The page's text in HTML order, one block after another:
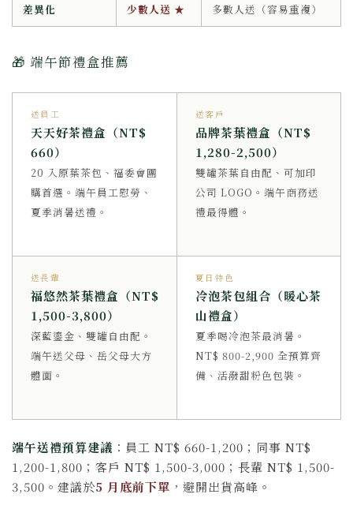
差異化 少數人送 ★ 多數人送（容易重複）
🎁 端午節禮盒推薦
送員工
天天好茶禮盒（NT$
660）
20 入原葉茶包、福委會團
購首選。端午員工慰勞、
夏季消暑送禮。
送客戶
品牌茶葉禮盒（NT$
1,280-2,500）
雙罐茶葉自由配、可加印
公司 LOGO。端午商務送
禮最得體。
送長輩
福悠然茶葉禮盒（NT$
1,500-3,800）
深藍鎏金、雙罐自由配。
端午送父母、岳父母大方
體面。
夏日特色
冷泡茶包組合（暖心茶
山禮盒）
夏季喝冷泡茶最消暑。
NT$ 800-2,900 全預算齊
備、活潑甜粉色包裝。
端午送禮預算建議 ：員工 NT$ 660-1,200；同事 NT$
1,200-1,800；客戶 NT$ 1,500-3,000；長輩 NT$ 1,500-
3,500。建議於5 月底前下單 ，避開出貨高峰。